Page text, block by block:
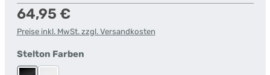
Regulärer Preis:
64,95 €
Preise inkl. MwSt. zzgl. Versandkosten
Stelton Farbenauswählen